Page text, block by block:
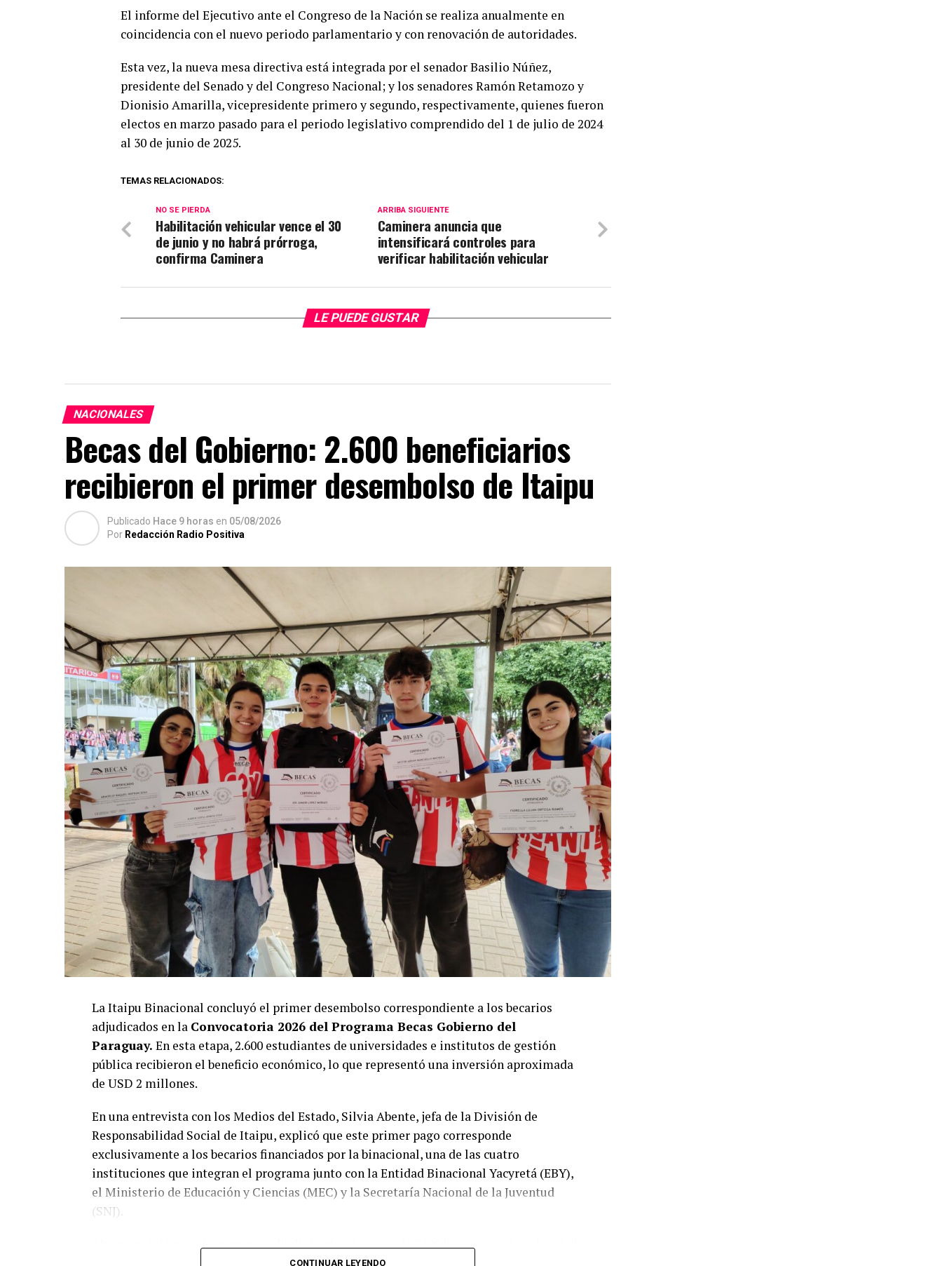
El informe del Ejecutivo ante el Congreso de la Nación se realiza anualmente en
coincidencia con el nuevo periodo parlamentario y con renovación de autoridades.
Esta vez, la nueva mesa directiva está integrada por el senador Basilio Núñez,
presidente del Senado y del Congreso Nacional; y los senadores Ramón Retamozo y
Dionisio Amarilla, vicepresidente primero y segundo, respectivamente, quienes fueron
electos en marzo pasado para el periodo legislativo comprendido del 1 de julio de 2024
al 30 de junio de 2025.
TEMAS RELACIONADOS:
ARRIBA SIGUIENTE
Caminera anuncia que
intensificará controles para
verificar habilitación vehicular
NO SE PIERDA
Habilitación vehicular vence el 30
de junio y no habrá prórroga,
confirma Caminera
LE PUEDE GUSTAR
NACIONALES
Becas del Gobierno: 2.600 beneficiarios
recibieron el primer desembolso de Itaipu
Publicado Hace 9 horas en 05/08/2026
Por Redacción Radio Positiva
La Itaipu Binacional concluyó el primer desembolso correspondiente a los becarios
adjudicados en la Convocatoria 2026 del Programa Becas Gobierno del
Paraguay. En esta etapa, 2.600 estudiantes de universidades e institutos de gestión
pública recibieron el beneficio económico, lo que representó una inversión aproximada
de USD 2 millones.
En una entrevista con los Medios del Estado, Silvia Abente, jefa de la División de
Responsabilidad Social de Itaipu, explicó que este primer pago corresponde
exclusivamente a los becarios financiados por la binacional, una de las cuatro
instituciones que integran el programa junto con la Entidad Binacional Yacyretá (EBY),
el Ministerio de Educación y Ciencias (MEC) y la Secretaría Nacional de la Juventud
(SNJ).
Abente señaló que el programa adjudicó este año cerca de 7.600 becas a nivel nacional, de
CONTINUAR LEYENDO